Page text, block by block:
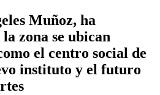
Muñoz, ha
zona se ubican
el centro social de
instituto y el futuro